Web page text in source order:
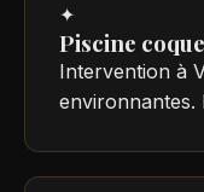
✦
Piscine
Intervention à
environnantes.